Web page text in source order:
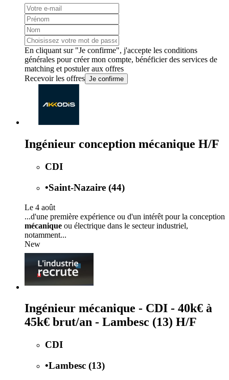
En cliquant sur "Je confirme", j'accepte les conditions
générales pour créer mon compte, bénéficier des services de
matching et postuler aux offres
Recevoir les offres Je confirme
Ingénieur conception mécanique H/F
CDI
•Saint-Nazaire (44)
Le 4 août
...d'une première expérience ou d'un intérêt pour la conception
mécanique ou électrique dans le secteur industriel,
notamment...
New
Ingénieur mécanique - CDI - 40k€ à
45k€ brut/an - Lambesc (13) H/F
CDI
•Lambesc (13)